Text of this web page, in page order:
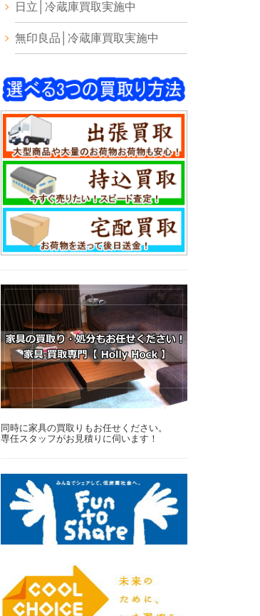
日立│冷蔵庫買取実施中
無印良品│冷蔵庫買取実施中
同時に家具の買取りもお任せください。
専任スタッフがお見積りに伺います！